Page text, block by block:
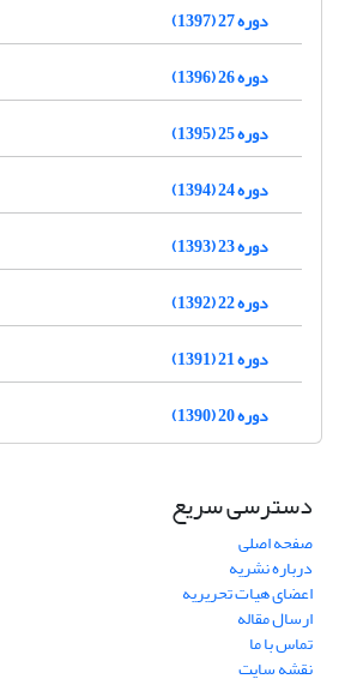
دوره 27 (1397)
دوره 26 (1396)
دوره 25 (1395)
دوره 24 (1394)
دوره 23 (1393)
دوره 22 (1392)
دوره 21 (1391)
دوره 20 (1390)
دسترسی سریع
صفحه اصلی
درباره نشریه
اعضای هیات تحریریه
ارسال مقاله
تماس با ما
نقشه سایت